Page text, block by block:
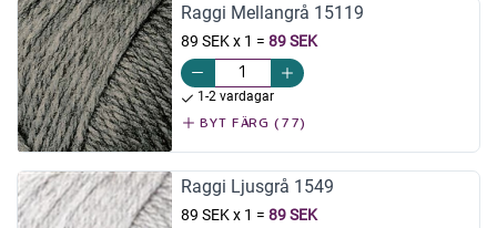
Raggi Mellangrå 15119
89 SEK x 1 = 89 SEK
1-2 vardagar
BYT FÄRG (77)
Raggi Ljusgrå 1549
89 SEK x 1 = 89 SEK